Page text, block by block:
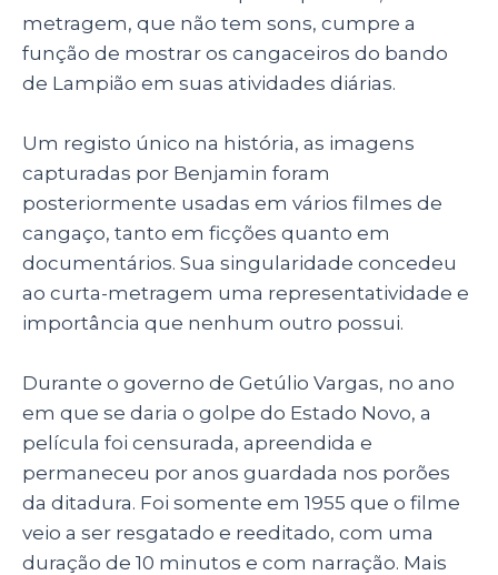
metragem, que não tem sons, cumpre a
função de mostrar os cangaceiros do bando
de Lampião em suas atividades diárias.
Um registo único na história, as imagens
capturadas por Benjamin foram
posteriormente usadas em vários filmes de
cangaço, tanto em ficções quanto em
documentários. Sua singularidade concedeu
ao curta-metragem uma representatividade e
importância que nenhum outro possui.
Durante o governo de Getúlio Vargas, no ano
em que se daria o golpe do Estado Novo, a
película foi censurada, apreendida e
permaneceu por anos guardada nos porões
da ditadura. Foi somente em 1955 que o filme
veio a ser resgatado e reeditado, com uma
duração de 10 minutos e com narração. Mais